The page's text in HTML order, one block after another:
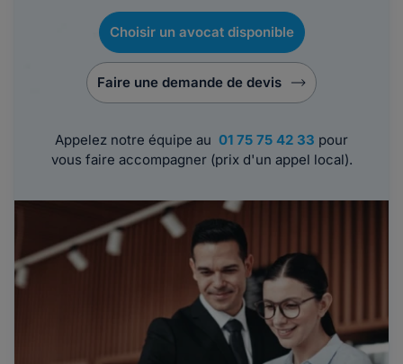
Choisir un avocat disponible
Faire une demande de devis
Appelez notre équipe au 01 75 75 42 33 pour
vous faire accompagner (prix d'un appel local).